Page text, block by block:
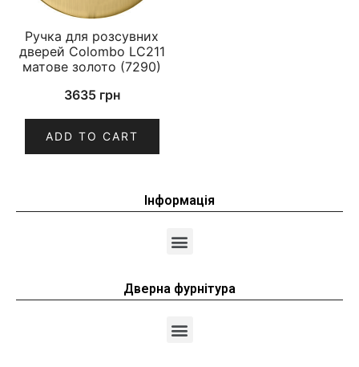
Ручка для розсувних
дверей Colombo LC211
матове золото (7290)
3635 грн
ADD TO CART
Інформація
Дверна фурнітура